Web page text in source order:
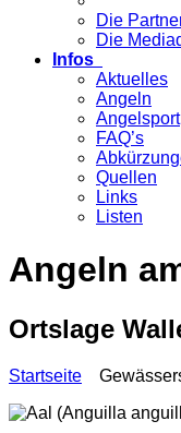
Die
Die
Infos
Aktuelles
Angeln
Angelsport
FAQ’s
Quellen
Links
Listen
Angeln
Ortslage
Startseite